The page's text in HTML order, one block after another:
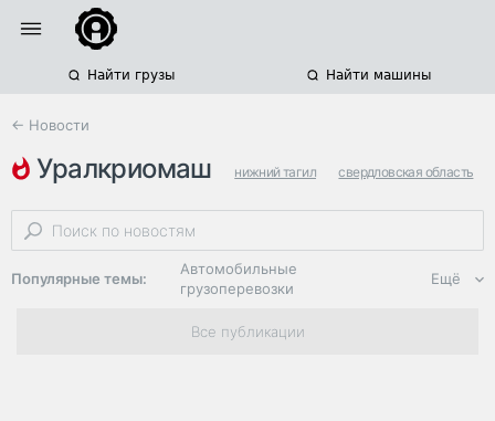
Найти грузы Найти машины
← Новости
уралкриомаш нижний тагил свердловская область
контейнеры-цистерны
Популярные темы:
Автомобильные
грузоперевозки
Региональная
логистика
Ещё
Все публикации